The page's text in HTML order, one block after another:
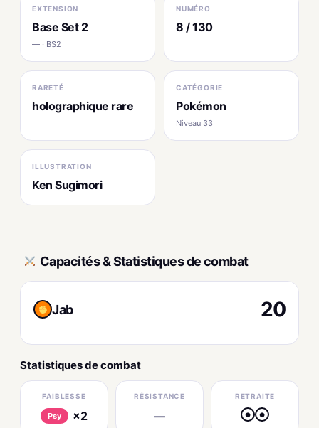
EXTENSION
Base Set 2
— · BS2
NUMÉRO
8 / 130
RARETÉ
holographique rare
CATÉGORIE
Pokémon
Niveau 33
ILLUSTRATION
Ken Sugimori
Capacités & Statistiques de combat
Jab 20
Statistiques de combat
FAIBLESSE
Psy ×2
RÉSISTANCE
—
RETRAITE
● ●